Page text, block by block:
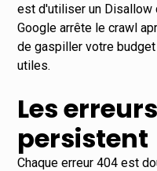
est d'utiliser un Disallow
Google arrête le crawl
de gaspiller votre
utiles.
Les
persistent
Chaque erreur 404 est